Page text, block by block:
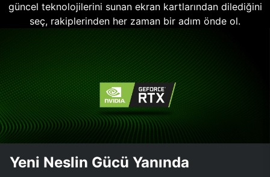
güncel teknolojilerini sunan ekran kartlarından dilediğini
seç, rakiplerinden her zaman bir adım önde ol.
Yeni Neslin Gücü Yanında